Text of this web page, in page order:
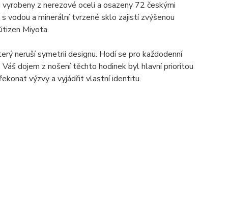
z nerezové oceli a osazeny 72 českými
a minerální tvrzené sklo zajistí zvýšenou
Miyota.
neruší symetrii designu. Hodí se pro každodenní
dojem z nošení těchto hodinek byl hlavní prioritou
výzvy a vyjádřit vlastní identitu.